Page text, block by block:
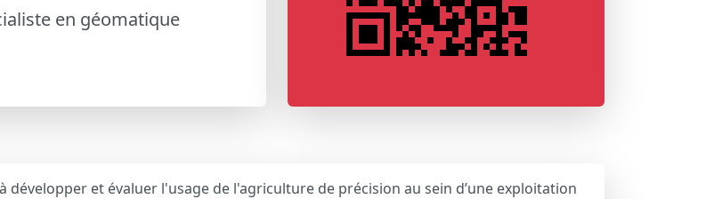
en géomatique
développer et évaluer l'usage de l'agriculture de précision au sein d’une exploitation